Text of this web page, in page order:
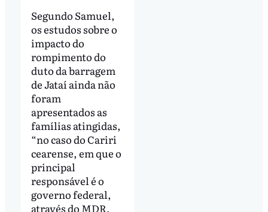
Segundo Samuel,
os estudos sobre o
impacto do
rompimento do
duto da barragem
de Jataí ainda não
foram
apresentados as
famílias atingidas,
“no caso do Cariri
cearense, em que o
principal
responsável é o
governo federal,
através do MDR,